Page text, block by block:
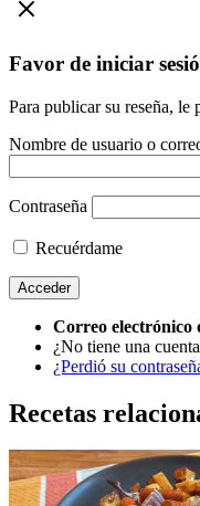
Favor de iniciar
Para publicar su reseña, le
Nombre de usuario o
Contraseña
Recuérdame
Correo electrónico
¿No tiene una
¿Perdió su
Recetas